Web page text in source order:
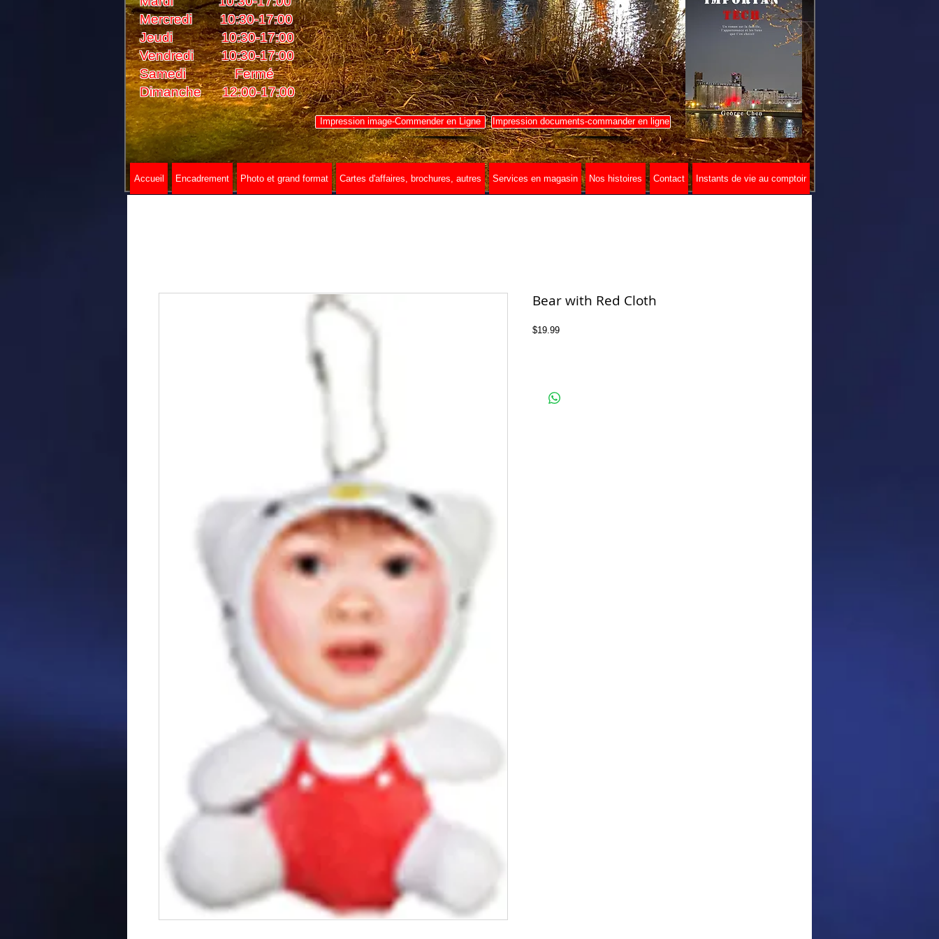
Mercredi 10:30-17:00
Jeudi 10:30-17:00
Vendredi 10:30-17:00
Samedi Fermé
Dimanche 12:00-17:00
Accueil Encadrement Photo et grand format Cartes d'affaires, brochures, autres Services en magasin Nos histoires Contact Instants de vie au comptoir
Impression image-Commender en Ligne Impression documents-commander en ligne
Bear with Red Cloth
$19.99Price